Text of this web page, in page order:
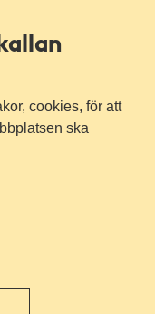
cookies, för att
ska